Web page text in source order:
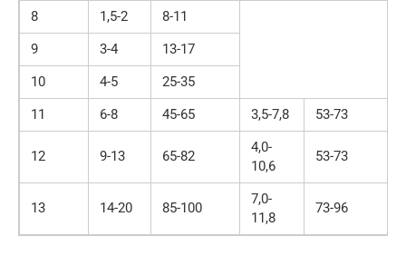
8
1,5-2
8-11
9
3-4
13-17
10
4-5
25-35
11
6-8 45-65 3,5-7,8 53-73
12 9-13 65-82
4,0-
10,6
53-73
13 14-20 85-100
7,0-
11,8
73-96